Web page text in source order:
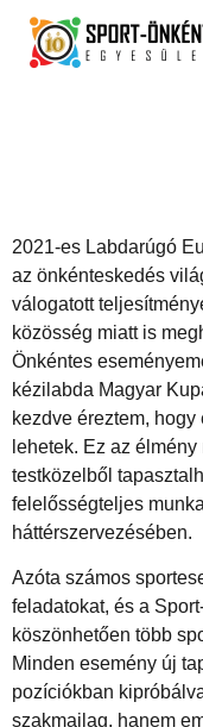
2021-es Labdarúgó
az önkénteskedés
válogatott
közösség miatt is
Önkéntes
kézilabda Magyar
kezdve éreztem,
lehetek. Ez az
testközelből
felelősségteljes
háttérszervezésében.
Azóta számos
feladatokat, és a
köszönhetően több
Minden esemény új
pozíciókban
szakmailag, hanem